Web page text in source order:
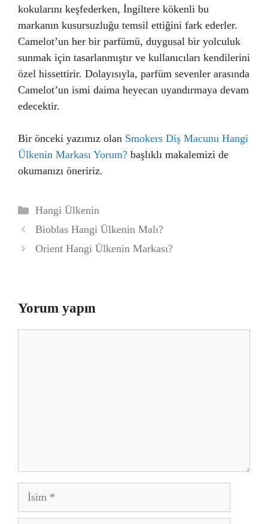
kokularını keşfederken, İngiltere kökenli bu
markanın kusursuzluğu temsil ettiğini fark ederler.
Camelot’un her bir parfümü, duygusal bir yolculuk
sunmak için tasarlanmıştır ve kullanıcıları kendilerini
özel hissettirir. Dolayısıyla, parfüm sevenler arasında
Camelot’un ismi daima heyecan uyandırmaya devam
edecektir.
Bir önceki yazımız olan Smokers Diş Macunu Hangi
Ülkenin Markası Yorum? başlıklı makalemizi de
okumanızı öneririz.
Kategoriler
Hangi Ülkenin
Bioblas Hangi Ülkenin Malı?
Orient Hangi Ülkenin Markası?
Yorum yapın
İsim